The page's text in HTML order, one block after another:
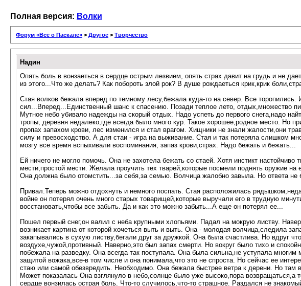
Полная версия: Волки
Форум «Всё о Паскале» > Другое > Творчество
Надин
Опять боль в вонзаеться в сердце острым лезвием, опять страх давит на грудь и не
из этого...Что же делать? Как побороть злой рок? В душе рождаеться крик,крик
Стая волков бежала вперед по темному лесу,бежала куда-то на север. Все
сил...Вперед...Единственный шанс к спасению. Позади теплое лето, отдых,множество
Мутное небо убивало надежды на скорый отдых. Надо успеть до первого снега,надо
тропы, деревня недалеко,где всегда было много кур. Такое хорошее,родное место.
пропах запахом крови, лес изменился и стал врагом. Хищники не знали жалости,они
силу и превосходство. А для стаи - игра на выживание. Стая и так потеряла слишком
мозгу все время вспыхивали воспоминания, запаз крови,страх. Надо бежать и бежать...
Ей ничего не могло помочь. Она не захотела бежать со стаей. Хотя инстикт
мести,простой мести. Желала проучить тех тварей,которые посмели поднять оружие
Она должна было отомстить...за себя,за семью. Волчица жалобно завыла. Но ответа
Привал.Теперь можно отдохнуть и немного поспать. Стая расположилась
войне он потерял очень много старых товарищей,которые выручали его в трудную
восстановать,чтобы все забыть. Да и как это можно забыть...А еще он потерял ее...
Пошел первый снег,он валил с неба крупными хлопьями. Падал на мокрую листву.
возникает картина от которой хочеться выть и выть. Она - молодая
закапывались в сухую листву,бегали друг за дружкой. Она была счастлива. Но вдруг
воздухе,чужой,противный. Наверно,это был запах смерти. Но вокруг было тихо и
побежала на разведку. Она всегда так поступала. Она была сильна,не уступала
защитой вожака,все-в том числе и она понимала,что это не спроста. Но сейчас ее
стаю или самой обезвредить. Необходимо. Она бежала быстрее ветра к дерени. Но там
Может показалась Она взглянуло в небо,солнце было уже высоко,пора
сердце вонзилась острая боль. Что-то случилось,что-то страшное. Раздался не